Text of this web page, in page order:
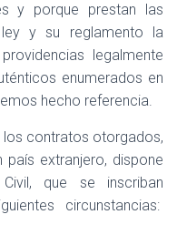
y porque prestan las
y su reglamento la
legalmente
enumerados en
hecho referencia.
contratos otorgados,
extranjero, dispone
que se inscriban
circunstancias: